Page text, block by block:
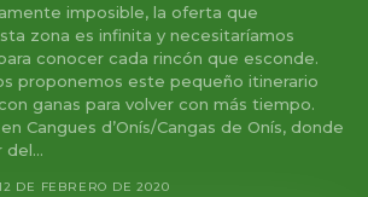
imposible, la oferta que
zona es infinita y necesitaríamos
conocer cada rincón que esconde.
proponemos este pequeño itinerario
ganas para volver con más tiempo.
Cangues d’Onís/Cangas de Onís, donde
DE FEBRERO DE 2020